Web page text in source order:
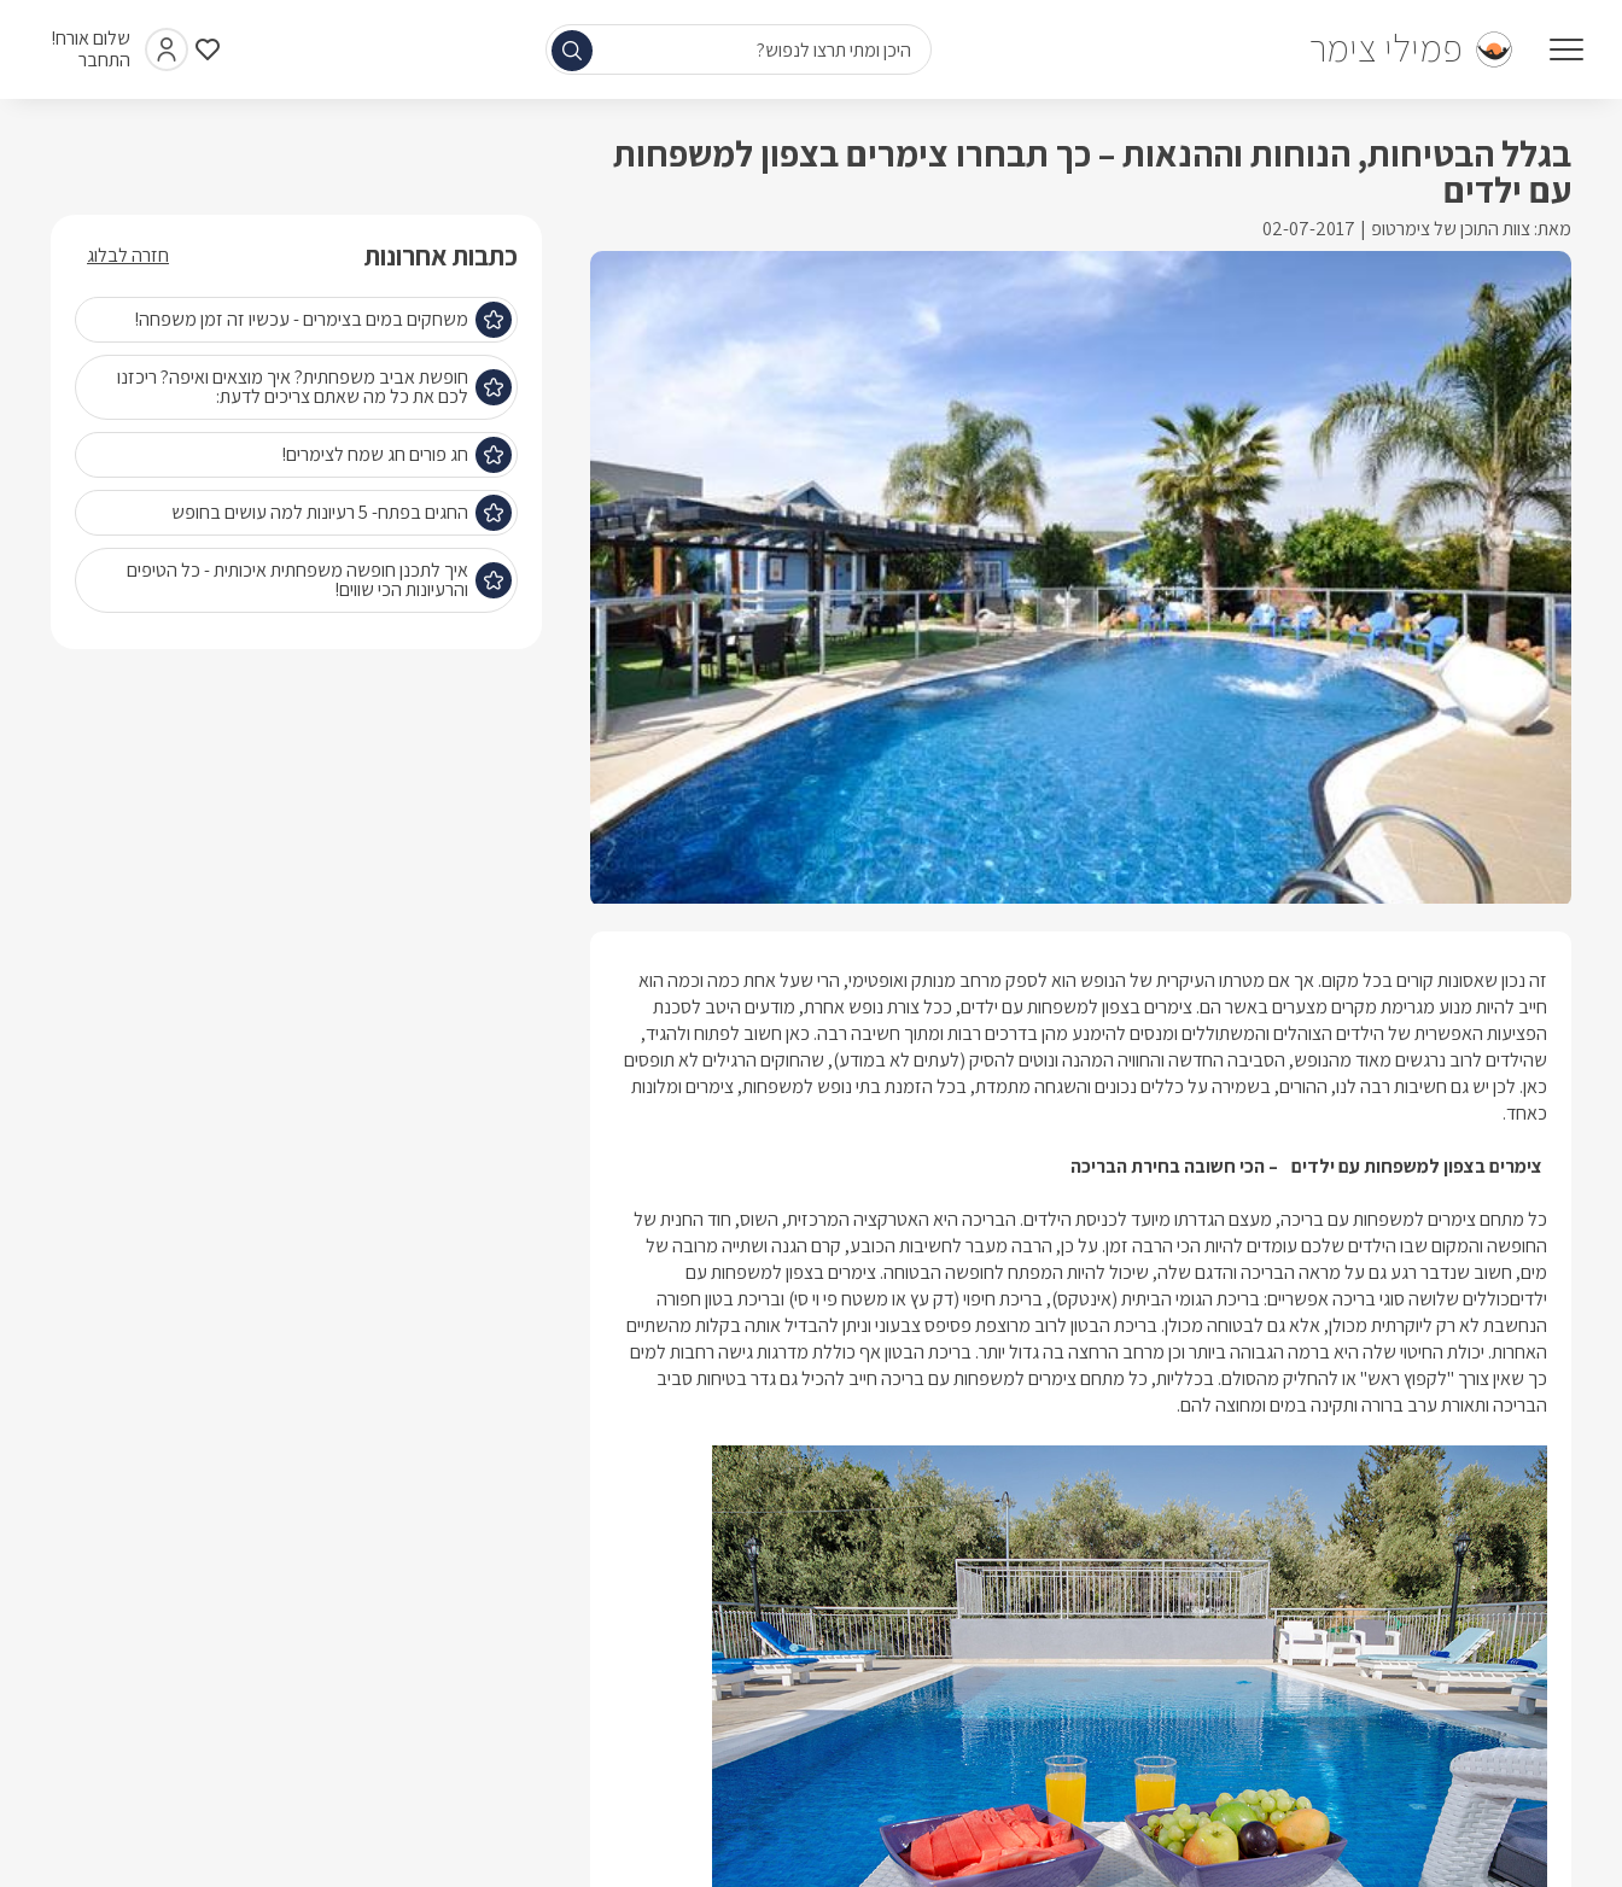
פמילי צימר
שלום אורח!
התחבר
היכן ומתי תרצו לנפוש?
בגלל הבטיחות, הנוחות וההנאות – כך תבחרו צימרים בצפון למשפחות
עם ילדים
מאת: צוות התוכן של צימרטופ 02-07-2017
זה נכון שאסונות קורים בכל מקום. אך אם מטרתו העיקרית של הנופש הוא לספק מרחב מנותק ואופטימי, הרי שעל אחת כמה וכמה הוא
חייב להיות מנוע מגרימת מקרים מצערים באשר הם.צימרים בצפון למשפחות עם ילדים, ככל צורת נופש אחרת, מודעים היטב לסכנת
הפציעות האפשרית של הילדים הצוהלים והמשתוללים ומנסים להימנע מהן בדרכים רבות ומתוך חשיבה רבה. כאן חשוב לפתוח ולהגיד,
שהילדים לרוב נרגשים מאוד מהנופש, הסביבה החדשה והחוויה המהנה ונוטים להסיק (לעתים לא במודע), שהחוקים הרגילים לא תופסים
כאן. לכן יש גם חשיבות רבה לנו, ההורים, בשמירה על כללים נכונים והשגחה מתמדת, בכל הזמנתבתי נופש למשפחות, צימרים ומלונות
כאחד.
צימרים בצפון למשפחות עם ילדים – הכי חשובה בחירת הבריכה
כל מתחםצימרים למשפחות עם בריכה, מעצם הגדרתו מיועד לכניסת הילדים. הבריכה היא האטרקציה המרכזית, השוס, חוד החנית של
החופשה והמקום שבו הילדים שלכם עומדים להיות הכי הרבה זמן. על כן, הרבה מעבר לחשיבות הכובע, קרם הגנה ושתייה מרובה של
מים, חשוב שנדבר רגע גם על מראה הבריכה והדגם שלה, שיכול להיות המפתח לחופשה הבטוחה.צימרים בצפון למשפחות עם
ילדיםכוללים שלושה סוגי בריכה אפשריים: בריכת הגומי הביתית (אינטקס), בריכת חיפוי (דק עץ או משטח פי וי סי) ובריכת בטון חפורה
הנחשבת לא רק ליוקרתית מכולן, אלא גם לבטוחה מכולן. בריכת הבטון לרוב מרוצפת פסיפס צבעוני וניתן להבדיל אותה בקלות מהשתיים
האחרות. יכולת החיטוי שלה היא ברמה הגבוהה ביותר וכן מרחב הרחצה בה גדול יותר. בריכת הבטון אף כוללת מדרגות גישה רחבות למים
כך שאין צורך "לקפוץ ראש" או להחליק מהסולם. בכלליות, כל מתחםצימרים למשפחות עם בריכהחייב להכיל גם גדר בטיחות סביב
הבריכה ותאורת ערב ברורה ותקינה במים ומחוצה להם.
כתבות אחרונות
משחקים במים בצימרים - עכשיו זה זמן משפחה!
חופשת אביב משפחתית? איך מוצאים ואיפה? ריכזנו
לכם את כל מה שאתם צריכים לדעת:
חג פורים חג שמח לצימרים!
החגים בפתח- 5 רעיונות למה עושים בחופש
איך לתכנן חופשה משפחתית איכותית - כל הטיפים
והרעיונות הכי שווים!
חזרה לבלוג